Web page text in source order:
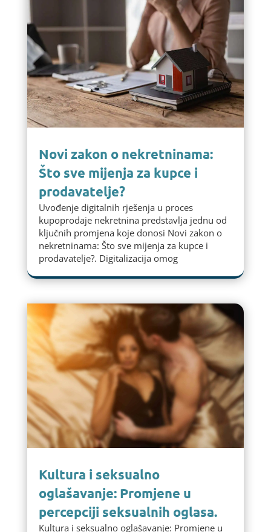
Novi zakon o nekretninama:
Što sve mijenja za kupce i
prodavatelje?
Uvođenje digitalnih rješenja u proces
kupoprodaje nekretnina predstavlja jednu od
ključnih promjena koje donosi Novi zakon o
nekretninama: Što sve mijenja za kupce i
prodavatelje?. Digitalizacija omog
Kultura i seksualno
oglašavanje: Promjene u
percepciji seksualnih oglasa.
Kultura i seksualno oglašavanje: Promjene u